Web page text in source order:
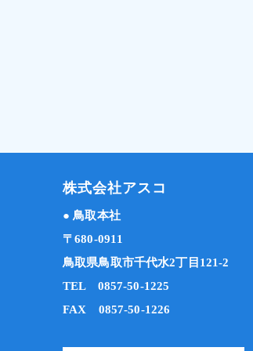
株式会社アスコ
● 鳥取本社
〒680-0911
鳥取県鳥取市千代水2丁目121-2
TEL 0857-50-1225
FAX 0857-50-1226